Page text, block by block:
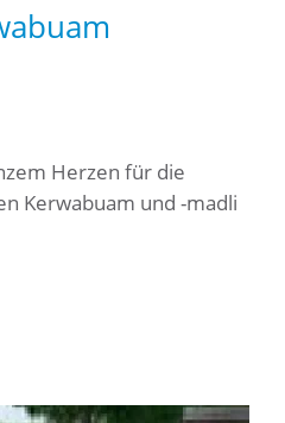
Herzen für die
Kerwabuam und -madli